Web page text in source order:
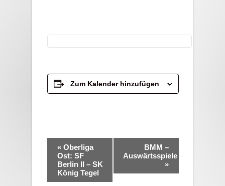
Zum Kalender hinzufügen
Veranstaltung-
Navigation
« Oberliga
Ost: SF
Berlin II – SK
König Tegel
BMM –
Auswärtsspiele
»